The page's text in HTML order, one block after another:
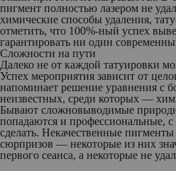
пигмент полностью лазером не
химические способы удаления,
отметить, что 100%-ный успех
гарантировать ни один
Сложности на пути
Далеко не от каждой татуировки
Успех мероприятия зависит от
напоминает решение уравнения с
неизвестных, среди которых —
Бывают сложновыводимые
попадаются и профессиональные,
сделать. Некачественные
сюрпризов — некоторые из них
первого сеанса, а некоторые не